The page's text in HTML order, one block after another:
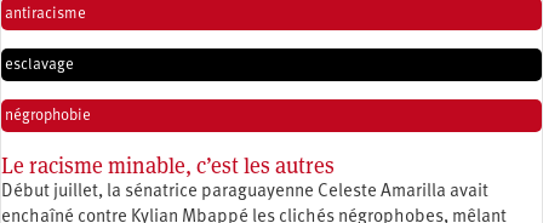
antiracisme
esclavage
négrophobie
Le racisme minable, c’est les autres
Début juillet, la sénatrice paraguayenne Celeste Amarilla avait
enchaîné contre Kylian Mbappé les clichés négrophobes, mêlant